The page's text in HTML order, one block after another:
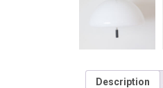
Description